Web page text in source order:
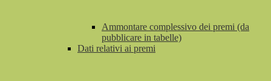
Ammontare complessivo dei premi (da
pubblicare in tabelle)
Dati relativi ai premi